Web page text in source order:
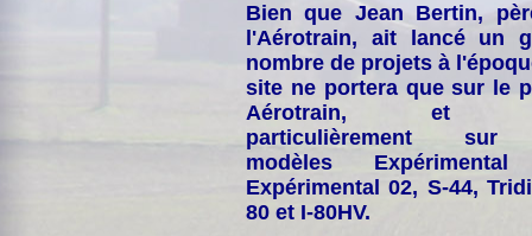
Bien que Jean Bertin,
l'Aérotrain, ait lancé un
nombre de projets à
site ne portera que sur le
Aérotrain, et
particulièrement
modèles
Expérimental 02, S-44,
80 et I-80HV.